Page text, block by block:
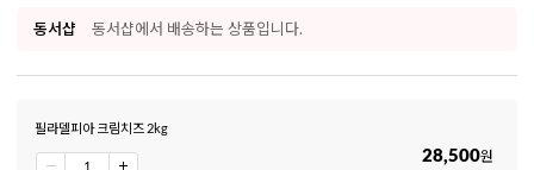
동서샵 동서샵에서 배송하는 상품입니다.
필라델피아 크림치즈 2kg
28,500원